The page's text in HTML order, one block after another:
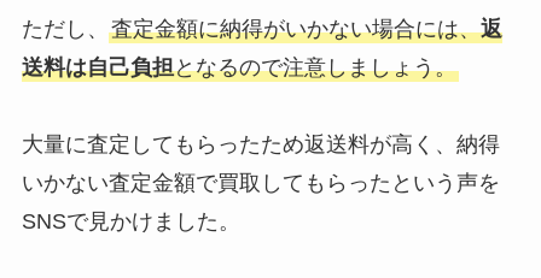
ただし、 査定金額に納得がいかない場合には、返
送料は自己負担となるので注意しましょう。
大量に査定してもらったため返送料が高く、納得
いかない査定金額で買取してもらったという声を
SNSで見かけました。